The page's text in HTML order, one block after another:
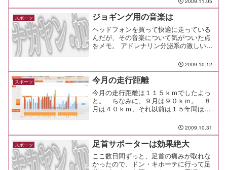
境を整えることも重要です。そのヤル気
を維持するために工夫したこと...
スポーツ ジョギング用の音楽は
ヘッドフォンを買って快適に走っている
んだが、その音楽について気がついた点
をメモ。 アドレナリン分泌系の激しい＆
もそんなに良くない 気持ちが柔らかくな
るもの、楽しくなるものが良い ペースを
あまり意識せず、...
2009.10.12
スポーツ 今月の走行距離
今月の走行距離は１１５ｋｍでしたよっ
と。 ちなみに、９月は９０ｋｍ。 ８
月は４０ｋｍ、それ以前は１５年間ほど
あってスロースタート、痛みが治ってき
たので調子に乗って月の半ばにガッツリ
走って、今度は足首を痛め...
2009.10.31
スポーツ 足首サポーターは効果絶大
ここ数日間ずっと、足首の痛みが取れな
かったので、ドン・キホーテに行って足